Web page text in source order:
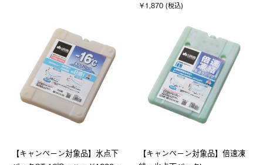
￥1,870 (税込)
【キャンペーン対象品】氷点下
【キャンペーン対象品】倍速凍